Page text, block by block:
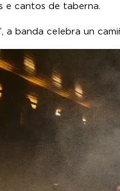
e cantos de taberna.
a banda celebra un